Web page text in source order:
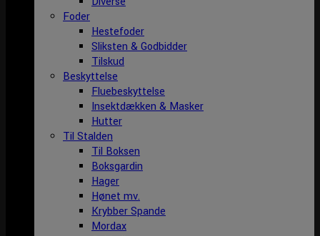
Foder
Hestefoder
Sliksten & Godbidder
Tilskud
Beskyttelse
Fluebeskyttelse
Insektdækken & Masker
Hutter
Til Stalden
Til Boksen
Boksgardin
Hager
Hønet mv.
Krybber Spande
Mordax